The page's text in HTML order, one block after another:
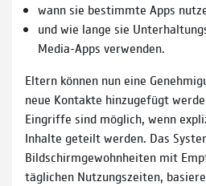
wann sie bestimmte Apps
und wie lange sie
Media-Apps verwenden.
Eltern können nun eine
neue Kontakte hinzugefügt
Eingriffe sind möglich, wenn
Inhalte geteilt werden. Das
Bildschirmgewohnheiten mit
täglichen Nutzungszeiten,